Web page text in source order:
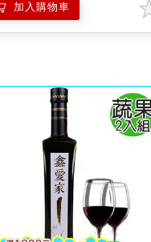
加入購物車